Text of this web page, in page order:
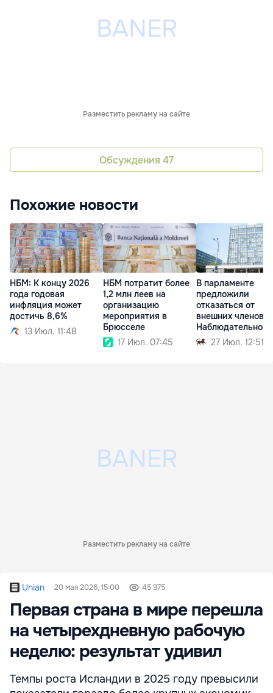
Разместить рекламу на сайте
Обсуждения 47
Похожие новости
НБМ: К концу 2026
года годовая
инфляция может
достичь 8,6%
13 Июл. 11:48
НБМ потратит более
1,2 млн леев на
организацию
мероприятия в
Брюсселе
17 Июл. 07:45
В парламенте
предложили
отказаться от
внешних членов
Наблюдательного
совета НБМ
27 Июл. 12:51
Разместить рекламу на сайте
Unian 20 мая 2026, 15:00 45 975
Первая страна в мире перешла
на четырехдневную рабочую
неделю: результат удивил
Темпы роста Исландии в 2025 году превысили